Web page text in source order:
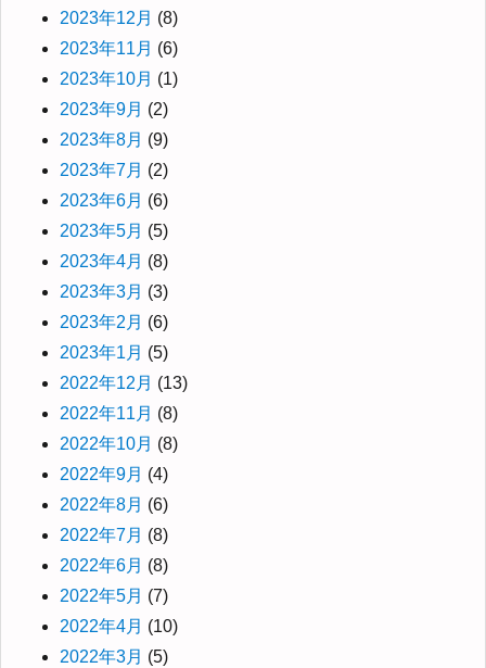
2023年12月 (8)
2023年11月 (6)
2023年10月 (1)
2023年9月 (2)
2023年8月 (9)
2023年7月 (2)
2023年6月 (6)
2023年5月 (5)
2023年4月 (8)
2023年3月 (3)
2023年2月 (6)
2023年1月 (5)
2022年12月 (13)
2022年11月 (8)
2022年10月 (8)
2022年9月 (4)
2022年8月 (6)
2022年7月 (8)
2022年6月 (8)
2022年5月 (7)
2022年4月 (10)
2022年3月 (5)